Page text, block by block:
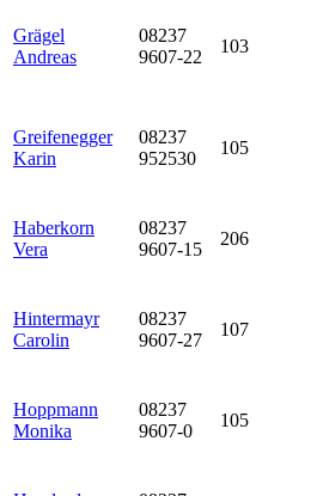
Grägel
Andreas
08237
9607-22
103
Greifenegger
Karin
08237
952530
105
Haberkorn
Vera
08237
9607-15
206
Hintermayr
Carolin
08237
9607-27
107
Hoppmann
Monika
08237
9607-0
105